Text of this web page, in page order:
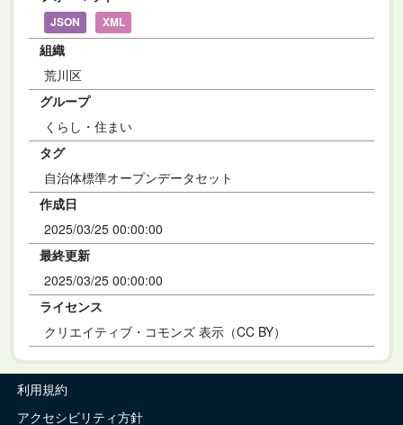
JSON XML
組織
荒川区
グループ
くらし・住まい
タグ
自治体標準オープンデータセット
作成日
2025/03/25 00:00:00
最終更新
2025/03/25 00:00:00
ライセンス
クリエイティブ・コモンズ 表示（CC BY）
利用規約
アクセシビリティ方針